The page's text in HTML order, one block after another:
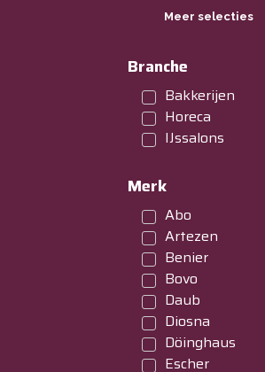
Meer selecties
Branche
Bakkerijen
Horeca
IJssalons
Merk
Abo
Artezen
Benier
Bovo
Daub
Diosna
Döinghaus
Escher